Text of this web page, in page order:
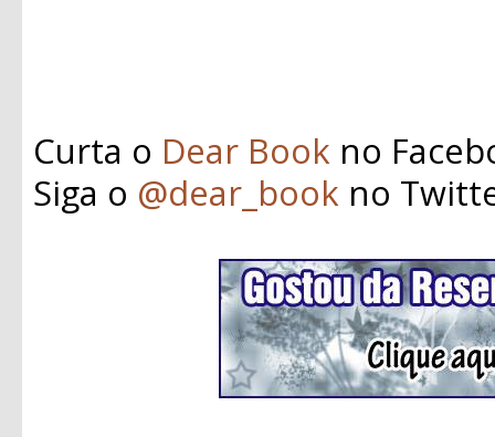
Curta o Dear Book no
Siga o @dear_book no